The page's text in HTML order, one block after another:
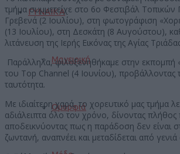
ΓΥΝΑΙΚΑ
Μαγειρική
Ομορφιά
τμήμα συμμετείχε στο 6ο Φεστιβάλ Τοπικών
Γρεβενά (2 Ιουλίου), στη φωτογράφιση
(13 Ιουλίου), στη Δεσκάτη (8 Αυγούστου),
λιτάνευση της Ιερής Εικόνας της Αγίας
Παράλληλα, φιλοξενηθήκαμε στην εκπομπή
του Top Channel (4 Ιουνίου), προβάλλοντας
ταυτότητα.
Με ιδιαίτερη χαρά, το χορευτικό μας τμήμα
αδιάλειπτα όλο τον χρόνο, δίνοντας
αποδεικνύοντας πως η παράδοση δεν είναι
ζωντανή, αναπνέει και μεταδίδεται από γενιά